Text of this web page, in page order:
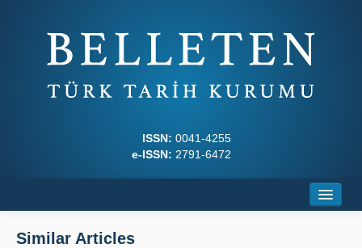
ISSN: 0041-4255
e-ISSN: 2791-6472
Similar Articles